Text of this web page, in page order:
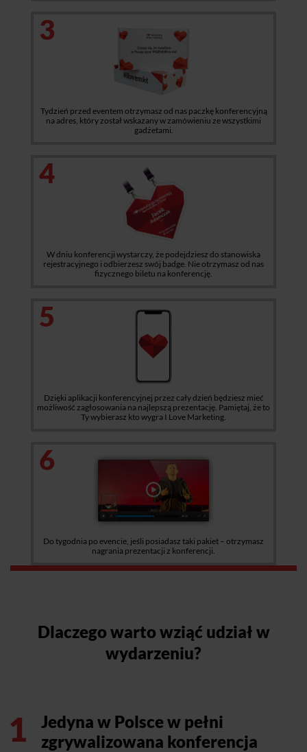
3
Tydzień przed eventem otrzymasz od nas paczkę konferencyjną
na adres, który został wskazany w zamówieniu ze wszystkimi
gadżetami.
4
W dniu konferencji wystarczy, że podejdziesz do stanowiska
rejestracyjnego i odbierzesz swój badge. Nie otrzymasz od nas
fizycznego biletu na konferencję.
5
Dzięki aplikacji konferencyjnej przez cały dzień będziesz mieć
możliwość zagłosowania na najlepszą prezentację. Pamiętaj, że to
Ty wybierasz kto wygra I Love Marketing.
6
Do tygodnia po evencie, jeśli posiadasz taki pakiet – otrzymasz
nagrania prezentacji z konferencji.
Dlaczego warto wziąć udział w
wydarzeniu?
1
Jedyna w Polsce w pełni
zgrywalizowana konferencja